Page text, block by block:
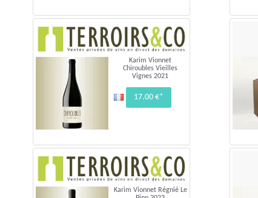
Karim Vionnet
Chiroubles Vieilles
Vignes 2021
17.00 €*
Karim Vionnet Régnié Le